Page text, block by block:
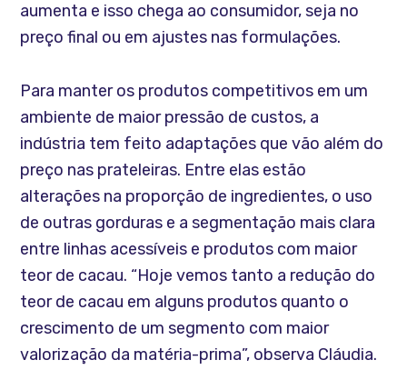
aumenta e isso chega ao consumidor, seja no
preço final ou em ajustes nas formulações.
Para manter os produtos competitivos em um
ambiente de maior pressão de custos, a
indústria tem feito adaptações que vão além do
preço nas prateleiras. Entre elas estão
alterações na proporção de ingredientes, o uso
de outras gorduras e a segmentação mais clara
entre linhas acessíveis e produtos com maior
teor de cacau. “Hoje vemos tanto a redução do
teor de cacau em alguns produtos quanto o
crescimento de um segmento com maior
valorização da matéria-prima”, observa Cláudia.